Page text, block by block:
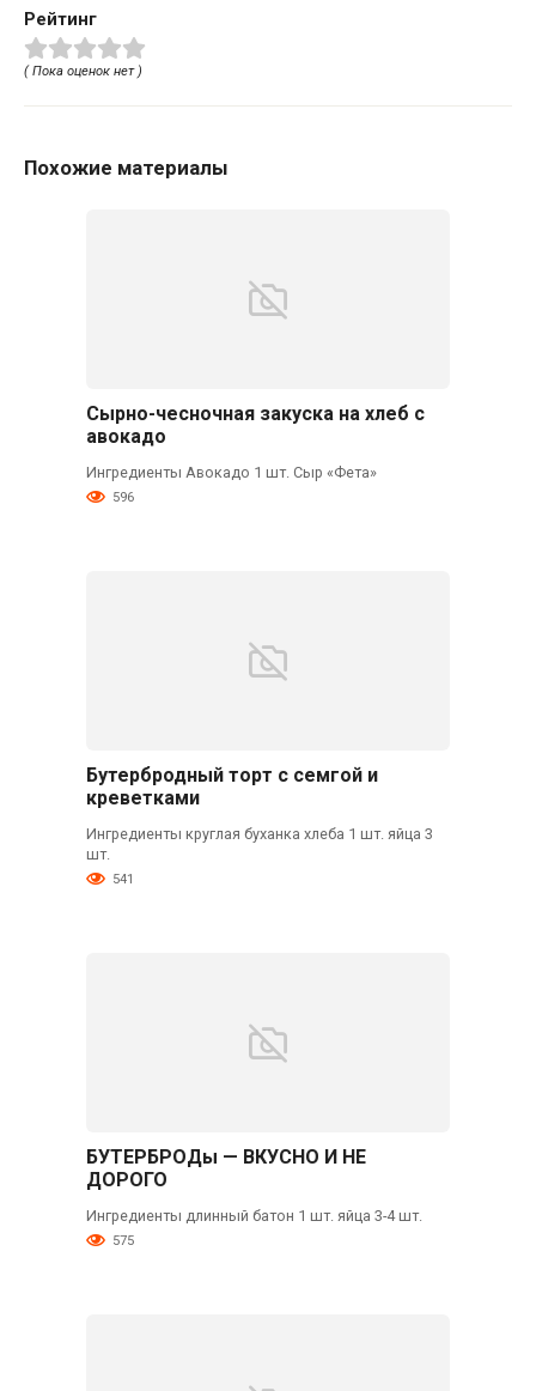
Рейтинг
( Пока оценок нет )
Похожие материалы
Сырно-чесночная закуска на хлеб с
авокадо
Ингредиенты Авокадо 1 шт. Сыр «Фета»
596
Бутербродный торт с семгой и
креветками
Ингредиенты круглая буханка хлеба 1 шт. яйца 3
шт.
541
БУТЕРБРОДы — ВКУСНО И НЕ
ДОРОГО
Ингредиенты длинный батон 1 шт. яйца 3-4 шт.
575